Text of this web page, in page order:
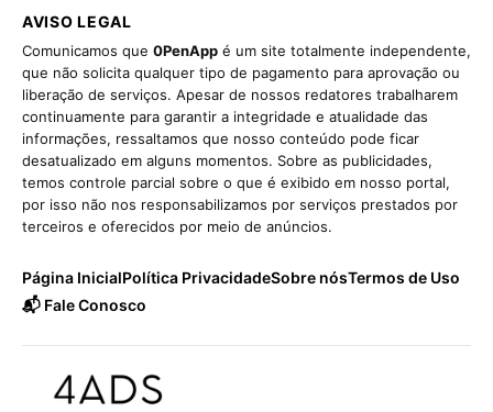
AVISO LEGAL
Comunicamos que 0PenApp é um site totalmente independente,
que não solicita qualquer tipo de pagamento para aprovação ou
liberação de serviços. Apesar de nossos redatores trabalharem
continuamente para garantir a integridade e atualidade das
informações, ressaltamos que nosso conteúdo pode ficar
desatualizado em alguns momentos. Sobre as publicidades,
temos controle parcial sobre o que é exibido em nosso portal,
por isso não nos responsabilizamos por serviços prestados por
terceiros e oferecidos por meio de anúncios.
Página InicialPolítica PrivacidadeSobre nósTermos de Uso
📬 Fale Conosco